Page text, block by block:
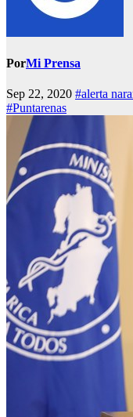
PorMi Prensa
Sep 22, 2020 #alerta
#Puntarenas